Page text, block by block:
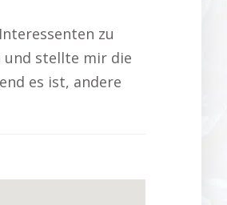
zu
und stellte mir die
es ist, andere